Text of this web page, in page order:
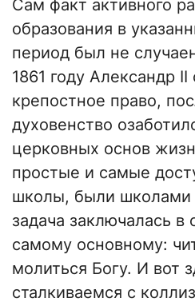
Сам факт активного
образования в
период был не
1861 году Александр
крепостное право,
духовенство
церковных основ
простые и самые
школы, были школами
задача заключалась в
самому основному:
молиться Богу. И вот
сталкиваемся с